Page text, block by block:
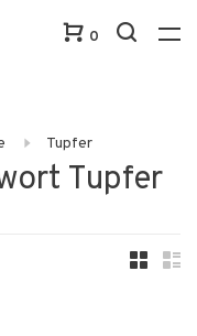
0
Tupfer
Tupfer